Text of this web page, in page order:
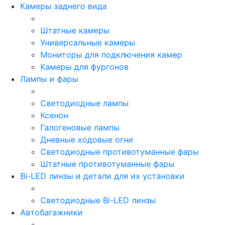
Камеры заднего вида
Штатные камеры
Универсальные камеры
Мониторы для подключения камер
Камеры для фургонов
Лампы и фары
Светодиодные лампы
Ксенон
Галогеновые лампы
Дневные ходовые огни
Светодиодные противотуманные фары
Штатные противотуманные фары
Bi-LED линзы и детали для их установки
Светодиодные Bi-LED линзы
Автобагажники